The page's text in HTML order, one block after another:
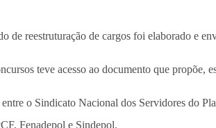
de reestruturação de cargos foi elaborado e
teve acesso ao documento que propõe,
o Sindicato Nacional dos Servidores do
Fenadepol e Sindepol.